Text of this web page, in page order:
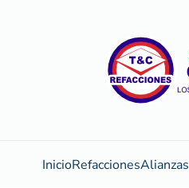
InicioRefaccionesAlianzas